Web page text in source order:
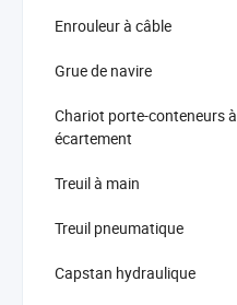
Enrouleur à câble
Grue de navire
Chariot porte-conteneurs à
écartement
Treuil à main
Treuil pneumatique
Capstan hydraulique